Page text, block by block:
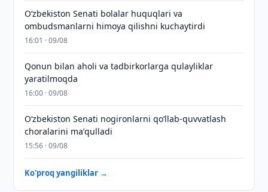
Oʻzbekiston Senati bolalar huquqlari va
ombudsmanlarni himoya qilishni kuchaytirdi
16:01 · 09/08
Qonun bilan aholi va tadbirkorlarga qulayliklar
yaratilmoqda
16:00 · 09/08
Oʻzbekiston Senati nogironlarni qoʻllab-quvvatlash
choralarini maʼqulladi
15:56 · 09/08
Ko'proq yangiliklar →